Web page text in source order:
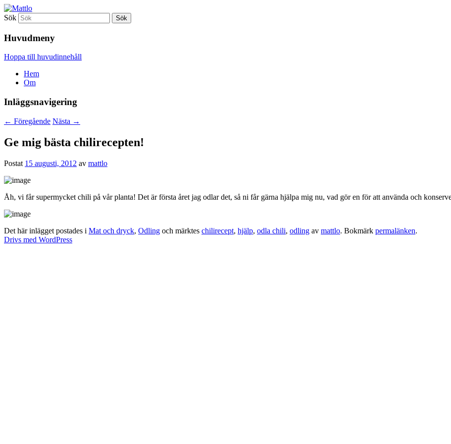
Mattlo
Sök
Huvudmeny
Hoppa till huvudinnehåll
Hem
Om
Inläggsnavigering
← Föregående Nästa →
Ge mig bästa chilirecepten!
Postat 15 augusti, 2012 av mattlo
Åh, vi får supermycket chili på vår planta! Det är första året jag odlar det, så ni får gärna hjälpa mig nu, vad gör en för att använda och
Det här inlägget postades i Mat och dryck, Odling och märktes chilirecept, hjälp, odla chili, odling av mattlo. Bokmärk permalänken.
Drivs med WordPress